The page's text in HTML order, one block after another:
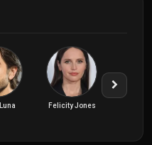
Felicity Jones